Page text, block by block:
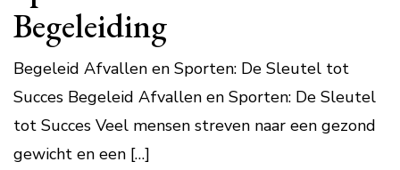
Begeleiding
Begeleid Afvallen en Sporten: De Sleutel tot
Succes Begeleid Afvallen en Sporten: De Sleutel
tot Succes Veel mensen streven naar een gezond
gewicht en een […]